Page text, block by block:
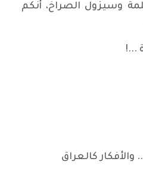
وسيزول الصراخ، أنكم
...!
والأفكار كالعراق